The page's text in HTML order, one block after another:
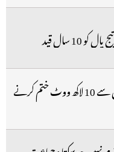
سال قید
حیدرآباد کے 15 اسمبلی حلقوں سے 10 لاکھ ووٹ ختم کرنے